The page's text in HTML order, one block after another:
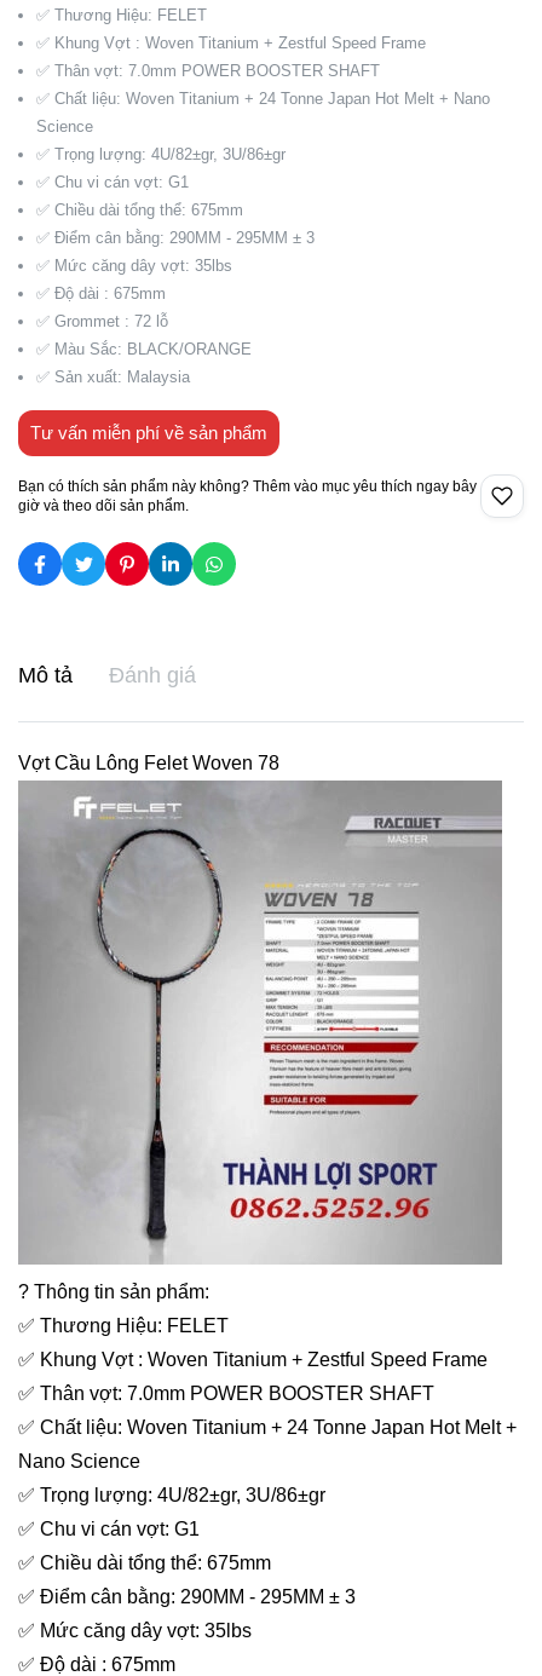
✅ Thương Hiệu: FELET
✅ Khung Vợt : Woven Titanium + Zestful Speed Frame
✅ Thân vợt: 7.0mm POWER BOOSTER SHAFT
✅ Chất liệu: Woven Titanium + 24 Tonne Japan Hot Melt + Nano
Science
✅ Trọng lượng: 4U/82±gr, 3U/86±gr
✅ Chu vi cán vợt: G1
✅ Chiều dài tổng thể: 675mm
✅ Điểm cân bằng: 290MM - 295MM ± 3
✅ Mức căng dây vợt: 35lbs
✅ Độ dài : 675mm
✅ Grommet : 72 lỗ
✅ Màu Sắc: BLACK/ORANGE
✅ Sản xuất: Malaysia
Tư vấn miễn phí về sản phẩm
Bạn có thích sản phẩm này không? Thêm vào mục yêu thích ngay bây
giờ và theo dõi sản phẩm.
Mô tả Đánh giá
Vợt Cầu Lông Felet Woven 78
? Thông tin sản phẩm:
✅ Thương Hiệu: FELET
✅ Khung Vợt : Woven Titanium + Zestful Speed Frame
✅ Thân vợt: 7.0mm POWER BOOSTER SHAFT
✅ Chất liệu: Woven Titanium + 24 Tonne Japan Hot Melt +
Nano Science
✅ Trọng lượng: 4U/82±gr, 3U/86±gr
✅ Chu vi cán vợt: G1
✅ Chiều dài tổng thể: 675mm
✅ Điểm cân bằng: 290MM - 295MM ± 3
✅ Mức căng dây vợt: 35lbs
✅ Độ dài : 675mm